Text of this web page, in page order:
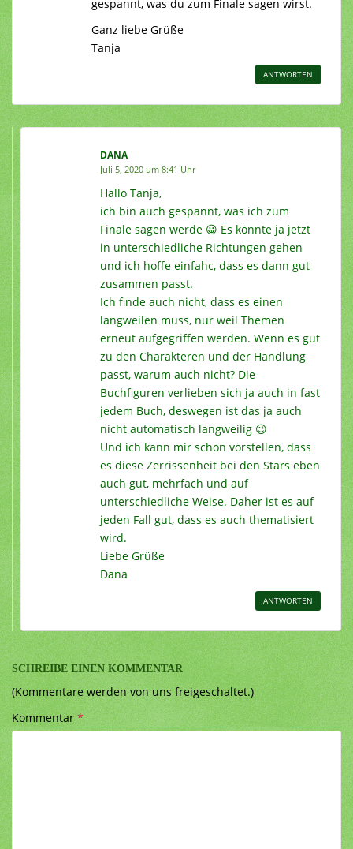
gespannt, was du zum Finale sagen wirst.
Ganz liebe Grüße
Tanja
ANTWORTEN
DANA
Juli 5, 2020 um 8:41 Uhr
Hallo Tanja,
ich bin auch gespannt, was ich zum
Finale sagen werde 😀 Es könnte ja jetzt
in unterschiedliche Richtungen gehen
und ich hoffe einfahc, dass es dann gut
zusammen passt.
Ich finde auch nicht, dass es einen
langweilen muss, nur weil Themen
erneut aufgegriffen werden. Wenn es gut
zu den Charakteren und der Handlung
passt, warum auch nicht? Die
Buchfiguren verlieben sich ja auch in fast
jedem Buch, deswegen ist das ja auch
nicht automatisch langweilig 😉
Und ich kann mir schon vorstellen, dass
es diese Zerrissenheit bei den Stars eben
auch gut, mehrfach und auf
unterschiedliche Weise. Daher ist es auf
jeden Fall gut, dass es auch thematisiert
wird.
Liebe Grüße
Dana
ANTWORTEN
SCHREIBE EINEN KOMMENTAR
(Kommentare werden von uns freigeschaltet.)
Kommentar*